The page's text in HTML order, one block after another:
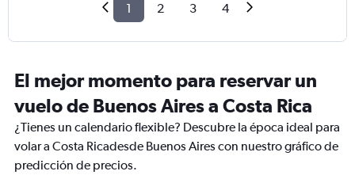
1 2 3 4
El mejor momento para reservar un
vuelo de Buenos Aires a Costa Rica
¿Tienes un calendario flexible? Descubre la época ideal para
volar a Costa Ricadesde Buenos Aires con nuestro gráfico de
predicción de precios.